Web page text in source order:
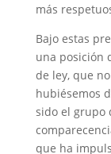
más
Bajo estas
una posición
de ley, que
hubiésemos
sido el grupo
que ha